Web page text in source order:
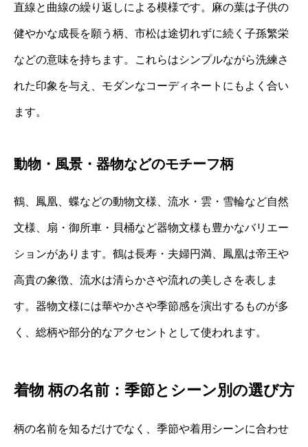
直線と曲線の繰り返しによる模様です。麻の葉は子供の
健やかな成長を願う柄、市松は途切れずに続く子孫繁栄
などの意味を持ちます。これらはシンプルながら洗練さ
れた印象を与え、モダンなコーディネートにもよく合い
ます。
動物・風景・器物などのモチーフ柄
鶴、鳳凰、蝶などの動物文様、流水・雲・雪輪など自然
文様、扇・御所車・貝桶など器物文様も豊かなバリエー
ションがあります。鶴は長寿・夫婦円満、鳳凰は帝王や
高貴の象徴、流水は清らかさや流れの美しさを表しま
す。器物文様には華やかさや季節感を演出するものが多
く、総柄や部分的なアクセントとして使われます。
着物 柄の名前：季節とシーン別の選び方
柄の名前を知るだけでなく、季節や着用シーンに合わせ